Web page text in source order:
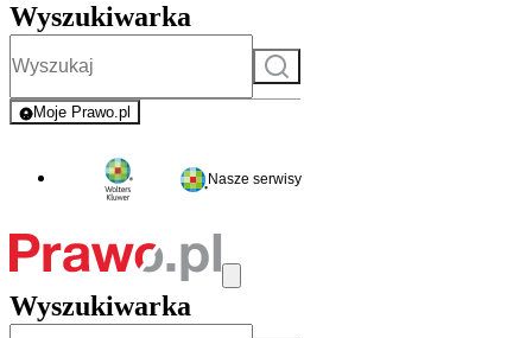
Wyszukiwarka
Szukaj
Moje Prawo.pl
- rejestracja i logowanie do serwisu
Nasze serwisy
Wyszukiwarka